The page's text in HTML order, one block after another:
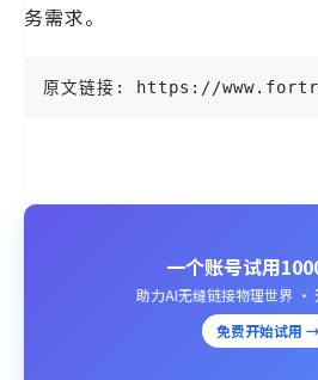
务需求。
原文链接: https://
一个账号试用
助力AI无缝链接物理世界 ·
免费开始试用